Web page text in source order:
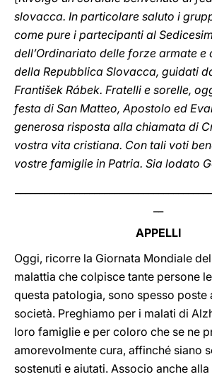
slovacca. In particolare saluto i
come pure i partecipanti al
dell’Ordinariato delle forze armate
della Repubblica Slovacca, guidati
František Rábek. Fratelli e sorelle,
festa di San Matteo, Apostolo ed
generosa risposta alla chiamata di
vostra vita cristiana. Con tali voti
vostre famiglie in Patria. Sia lodato
APPELLI
Oggi, ricorre la Giornata Mondiale
malattia che colpisce tante persone
questa patologia, sono spesso poste
società. Preghiamo per i malati di
loro famiglie e per coloro che se ne
amorevolmente cura, affinché siano
sostenuti e aiutati. Associo anche